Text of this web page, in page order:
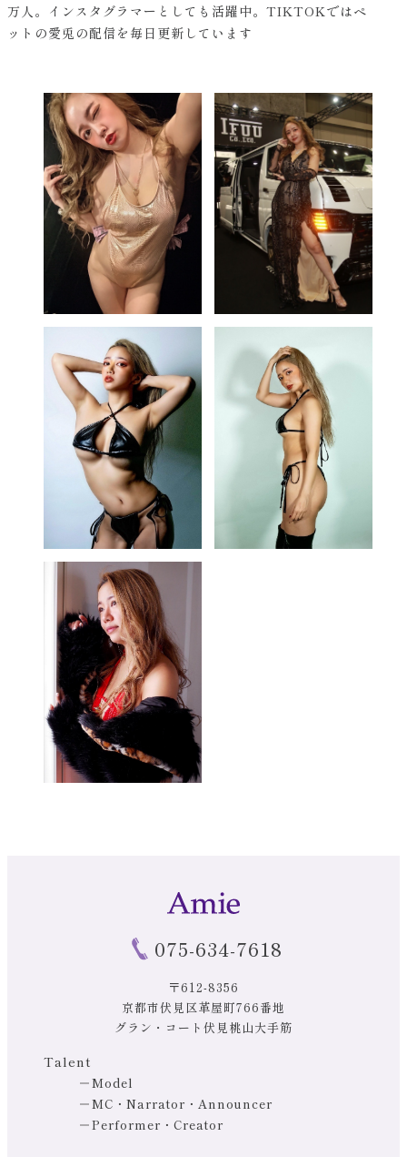
万人。インスタグラマーとしても活躍中。TIKTOKではペ
ットの愛兎の配信を毎日更新しています
075-634-7618
〒612-8356
京都市伏見区革屋町766番地
グラン・コート伏見桃山大手筋
Talent
Model
MC・Narrator・Announcer
Performer・Creator